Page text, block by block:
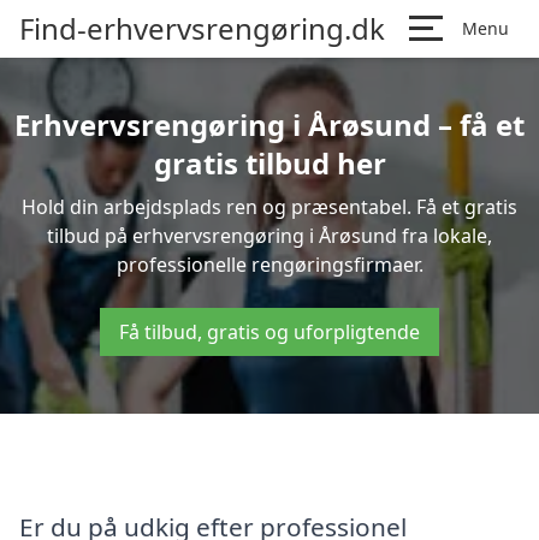
Find-erhvervsrengøring.dk Menu
Erhvervsrengøring i Årøsund – få et
gratis tilbud her
Hold din arbejdsplads ren og præsentabel. Få et gratis
tilbud på erhvervsrengøring i Årøsund fra lokale,
professionelle rengøringsfirmaer.
Få tilbud, gratis og uforpligtende
Er du på udkig efter professionel